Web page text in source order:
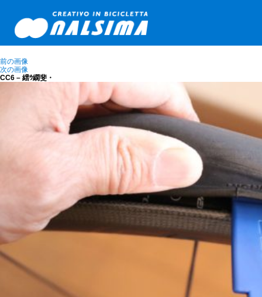
前の画像
次の画像
CC6 – 繧ｳ繝斐・